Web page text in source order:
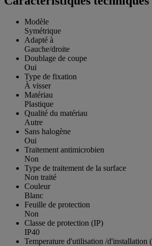
Modèle
Symétrique
Adapté à
Gauche/droite
Doublage de coupe
Oui
Type de fixation
À visser
Matériau
Plastique
Qualité du matériau
Autre
Sans halogène
Oui
Traitement antimicrobien
Non
Type de traitement de la surface
Non traité
Couleur
Blanc
Feuille de protection
Non
Classe de protection (IP)
IP40
Temperature d'utilisation /d'installation